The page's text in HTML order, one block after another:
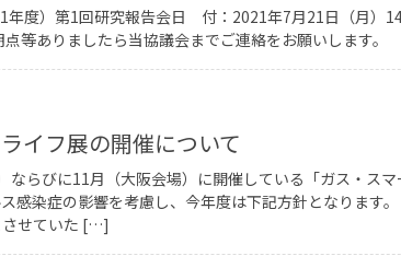
年度）第1回研究報告会日 付：2021年7月21日（月）
等ありましたら当協議会までご連絡をお願いします。
イフ展の開催について
ならびに11月（大阪会場）に開催している「ガス・ス
感染症の影響を考慮し、今年度は下記方針となりま
させていた […]